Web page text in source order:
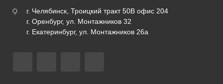
г. Челябинск, Троицкий тракт 50В офис 204
г. Оренбург, ул. Монтажников 32
г. Екатеринбург, ул. Монтажников 26а